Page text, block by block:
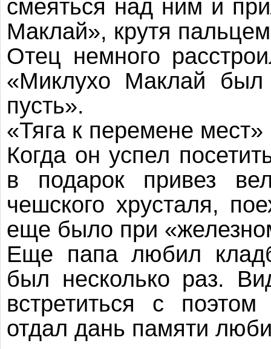
смеяться над ним и
Маклай», крутя
Отец немного
«Миклухо Маклай был
пусть».
«Тяга к перемене
Когда он успел
в подарок привез
чешского хрусталя,
еще было при
Еще папа любил
был несколько раз.
встретиться с
отдал дань памяти